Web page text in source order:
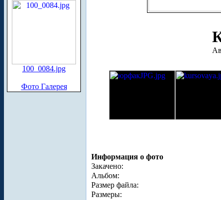
100_0084.jpg
Фото Галерея
Информация о фото
Закачено:
Альбом:
Размер файла:
Размеры: